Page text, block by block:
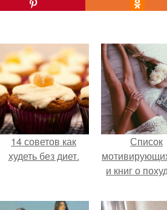
14 советов как
худеть без диет.
Список
и книг о